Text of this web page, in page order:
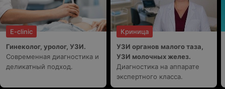
E-clinic
Гинеколог, уролог, УЗИ.
Современная диагностика и
деликатный подход.
Криница
УЗИ органов малого таза,
УЗИ молочных желез.
Диагностика на аппарате
экспертного класса.